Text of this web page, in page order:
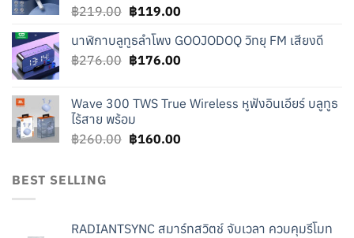
฿219.00 Original
was:
฿219.00.
฿119.00Current
is:
฿119.00.
นาฬิกาบลูทูธลำโพง GOOJODOQ วิทยุ FM เสียงดี
฿276.00 Original
฿276.00.
฿176.00Current
฿176.00.
Wave 300 TWS True Wireless หูฟังอินเอียร์ บลูทูธ
ไร้สาย พร้อม
฿260.00 Original
฿160.00Current
BEST SELLING
RADIANTSYNC สมาร์ทสวิตช์ จับเวลา ควบคุมรีโมท